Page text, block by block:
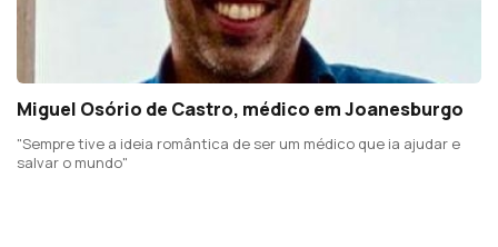
Miguel Osório de Castro, médico em Joanesburgo
"Sempre tive a ideia romântica de ser um médico que ia ajudar e
salvar o mundo"